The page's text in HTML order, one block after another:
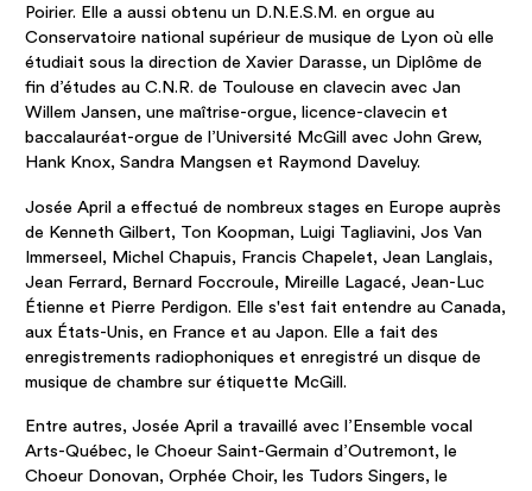
Poirier. Elle a aussi obtenu un D.N.E.S.M. en orgue au
Conservatoire national supérieur de musique de Lyon où elle
étudiait sous la direction de Xavier Darasse, un Diplôme de
fin d’études au C.N.R. de Toulouse en clavecin avec Jan
Willem Jansen, une maîtrise-orgue, licence-clavecin et
baccalauréat-orgue de l’Université McGill avec John Grew,
Hank Knox, Sandra Mangsen et Raymond Daveluy.
Josée April a effectué de nombreux stages en Europe auprès
de Kenneth Gilbert, Ton Koopman, Luigi Tagliavini, Jos Van
Immerseel, Michel Chapuis, Francis Chapelet, Jean Langlais,
Jean Ferrard, Bernard Foccroule, Mireille Lagacé, Jean-Luc
Étienne et Pierre Perdigon. Elle s'est fait entendre au Canada,
aux États-Unis, en France et au Japon. Elle a fait des
enregistrements radiophoniques et enregistré un disque de
musique de chambre sur étiquette McGill.
Entre autres, Josée April a travaillé avec l’Ensemble vocal
Arts-Québec, le Choeur Saint-Germain d’Outremont, le
Choeur Donovan, Orphée Choir, les Tudors Singers, le